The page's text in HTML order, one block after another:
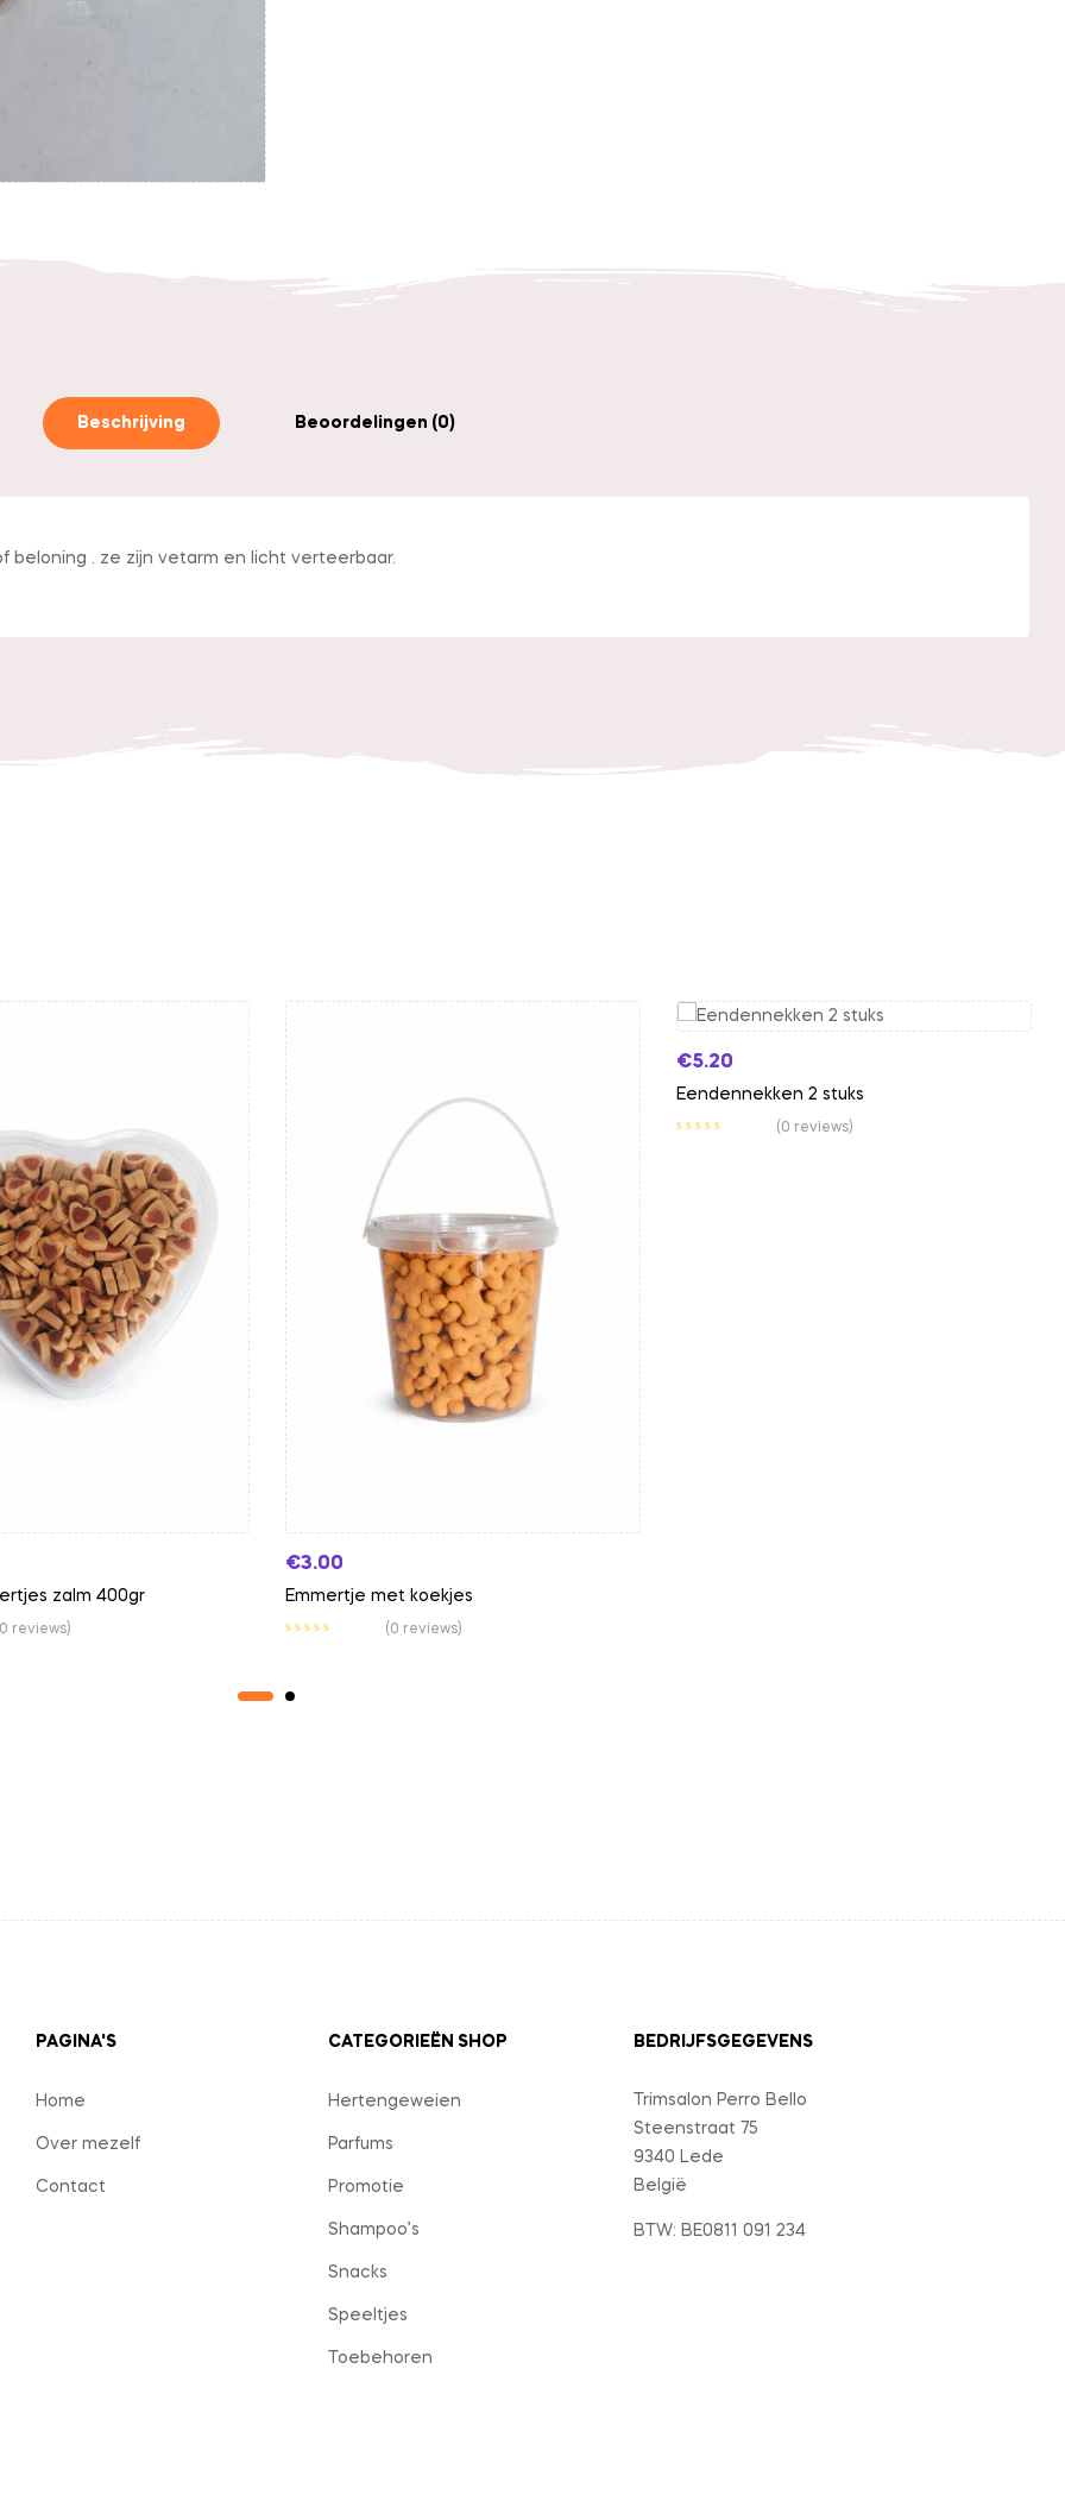
Beschrijving Beoordelingen (0)
beloning . ze zijn vetarm en licht verteerbaar.
zalm 400gr
reviews)
€3.00
Emmertje met koekjes
(0 reviews)
€5.20
Eendennekken 2 stuks
(0 reviews)
PAGINA'S
Home
Over mezelf
Contact
CATEGORIEËN SHOP
Hertengeweien
Parfums
Promotie
Shampoo’s
Snacks
Speeltjes
Toebehoren
BEDRIJFSGEGEVENS
Trimsalon Perro Bello
Steenstraat 75
9340 Lede
België
BTW: BE0811 091 234